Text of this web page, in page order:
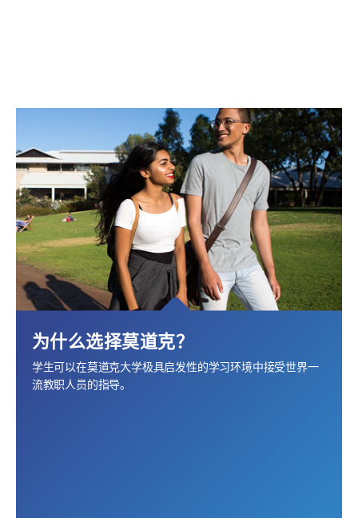
为什么选择莫道克？
学生可以在莫道克大学极具启发性的学习环境中接受世界一
流教职人员的指导。